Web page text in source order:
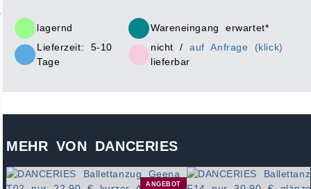
lagernd
Wareneingang erwartet*
Lieferzeit: 5-10
Tage
nicht /auf Anfrage (klick)
lieferbar
MEHR VON DANCERIES
ANGEBOT